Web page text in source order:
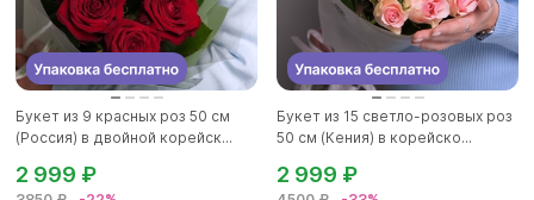
Букет из 9 красных роз 50 см
(Россия) в двойной корейск...
2 999 ₽
Букет из 15 светло-розовых роз
50 см (Кения) в корейско...
2 999 ₽